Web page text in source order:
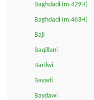
Baghdadi (m.429H)
Baghdadi (m.463H)
Baji
Baqillani
Barilwi
Bayadi
Baydawi